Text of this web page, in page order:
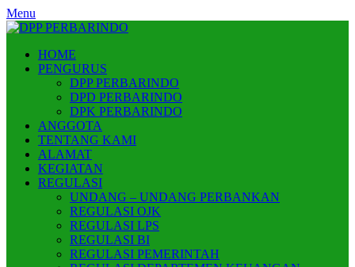
Skip
to
Menu
HOME
PENGURUS
DPP PERBARINDO
DPD PERBARINDO
DPK PERBARINDO
ANGGOTA
TENTANG KAMI
ALAMAT
KEGIATAN
REGULASI
UNDANG – UNDANG PERBANKAN
REGULASI OJK
REGULASI LPS
REGULASI BI
REGULASI PEMERINTAH